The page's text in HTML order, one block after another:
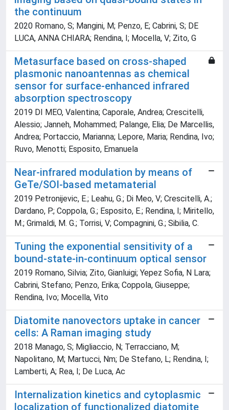
the continuum
2020 Romano, S; Mangini, M; Penzo, E; Cabrini, S; DE
LUCA, ANNA CHIARA; Rendina, I; Mocella, V; Zito, G
Metasurface based on cross-shaped
plasmonic nanoantennas as chemical
sensor for surface-enhanced infrared
absorption spectroscopy
2019 DI MEO, Valentina; Caporale, Andrea; Crescitelli,
Alessio; Janneh, Mohammed; Palange, Elia; De Marcellis,
Andrea; Portaccio, Marianna; Lepore, Maria; Rendina, Ivo;
Ruvo, Menotti; Esposito, Emanuela
Near-infrared modulation by means of
GeTe/SOI-based metamaterial
2019 Petronijevic, E.; Leahu, G.; Di Meo, V; Crescitelli, A.;
Dardano, P.; Coppola, G.; Esposito, E.; Rendina, I; Miritello,
M.; Grimaldi, M. G.; Torrisi, V; Compagnini, G.; Sibilia, C.
Tuning the exponential sensitivity of a
bound-state-in-continuum optical sensor
2019 Romano, Silvia; Zito, Gianluigi; Yepez Sofia, N Lara;
Cabrini, Stefano; Penzo, Erika; Coppola, Giuseppe;
Rendina, Ivo; Mocella, Vito
Diatomite nanovectors uptake in cancer
cells: A Raman imaging study
2018 Manago, S; Migliaccio, N; Terracciano, M;
Napolitano, M; Martucci, Nm; De Stefano, L; Rendina, I;
Lamberti, A; Rea, I; De Luca, Ac
Internalization kinetics and cytoplasmic
localization of functionalized diatomite